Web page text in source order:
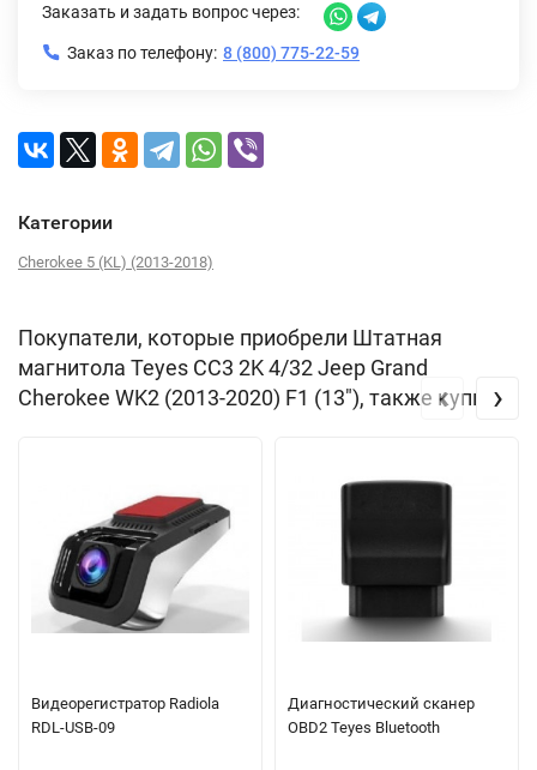
Заказать и задать вопрос через:
Заказ по телефону: 8 (800) 775-22-59
Категории
Cherokee 5 (KL) (2013-2018)
Покупатели, которые приобрели Штатная
магнитола Teyes CC3 2K 4/32 Jeep Grand
Cherokee WK2 (2013-2020) F1 (13"), также купили
Видеорегистратор Radiola
RDL-USB-09
Диагностический сканер
OBD2 Teyes Bluetooth
‹ ›